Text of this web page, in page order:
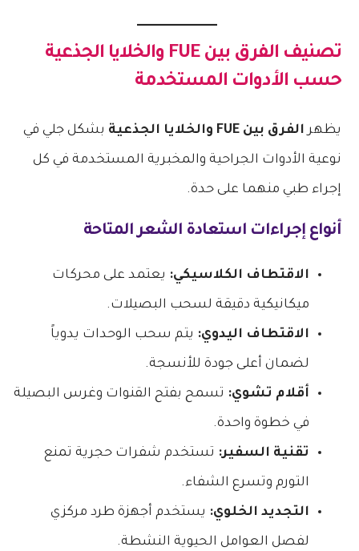
تصنيف الفرق بين FUE والخلايا الجذعية
حسب الأدوات المستخدمة
يظهرالفرق بين FUE والخلايا الجذعية بشكل جلي في
نوعية الأدوات الجراحية والمخبرية المستخدمة في كل
إجراء طبي منهما على حدة.
أنواع إجراءات استعادة الشعر المتاحة
الاقتطاف الكلاسيكي: يعتمد على محركات
ميكانيكية دقيقة لسحب البصيلات.
الاقتطاف اليدوي: يتم سحب الوحدات يدوياً
لضمان أعلى جودة للأنسجة.
أقلام تشوي: تسمح بفتح القنوات وغرس البصيلة
في خطوة واحدة.
تقنية السفير: تستخدم شفرات حجرية تمنع
التورم وتسرع الشفاء.
التجديد الخلوي: يستخدم أجهزة طرد مركزي
لفصل العوامل الحيوية النشطة.